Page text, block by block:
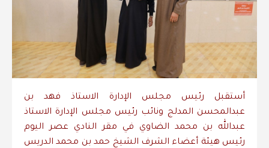
أستقبل رئيس مجلس الإدارة الاستاذ فهد بن
عبدالمحسن المدلج ونائب رئيس مجلس الإدارة الاستاذ
عبدالله بن محمد الضاوي في مقر النادي عصر اليوم
رئيس هيئة أعضاء الشرف الشيخ حمد بن محمد الدريس